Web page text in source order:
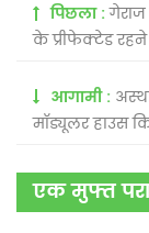
पिछला :
के प्रीफेक्टेड
आगामी :
मॉड्यूलर हाउस
एक मुफ्त